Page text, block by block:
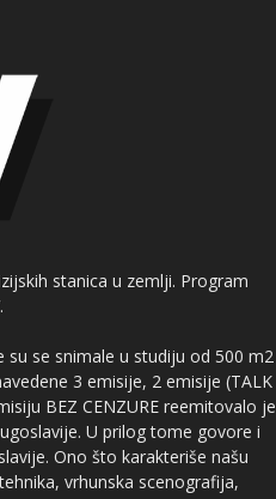
stanica u zemlji. Program
se snimale u studiju od 500 m2
3 emisije, 2 emisije (TALK
BEZ CENZURE reemitovalo je
U prilog tome govore i
Ono što karakteriše našu
vrhunska scenografija,